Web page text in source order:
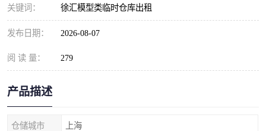
关键词： 徐汇模型类临时仓库出租
发布日期： 2026-08-07
阅 读 量： 279
产品描述
仓储城市 上海